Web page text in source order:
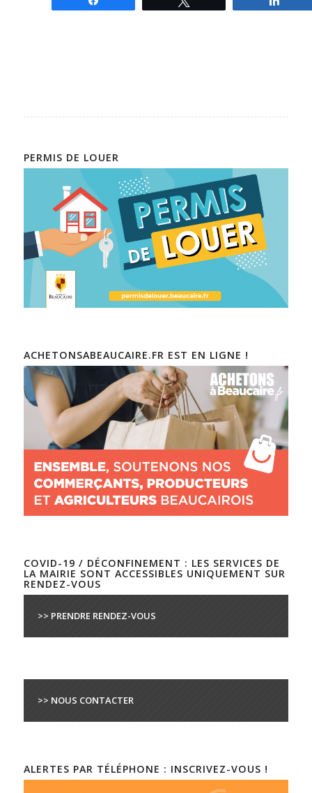
PERMIS DE LOUER
ACHETONSABEAUCAIRE.FR EST EN LIGNE !
COVID-19 / DÉCONFINEMENT : LES SERVICES DE
LA MAIRIE SONT ACCESSIBLES UNIQUEMENT SUR
RENDEZ-VOUS
>> PRENDRE RENDEZ-VOUS
>> NOUS CONTACTER
ALERTES PAR TÉLÉPHONE : INSCRIVEZ-VOUS !